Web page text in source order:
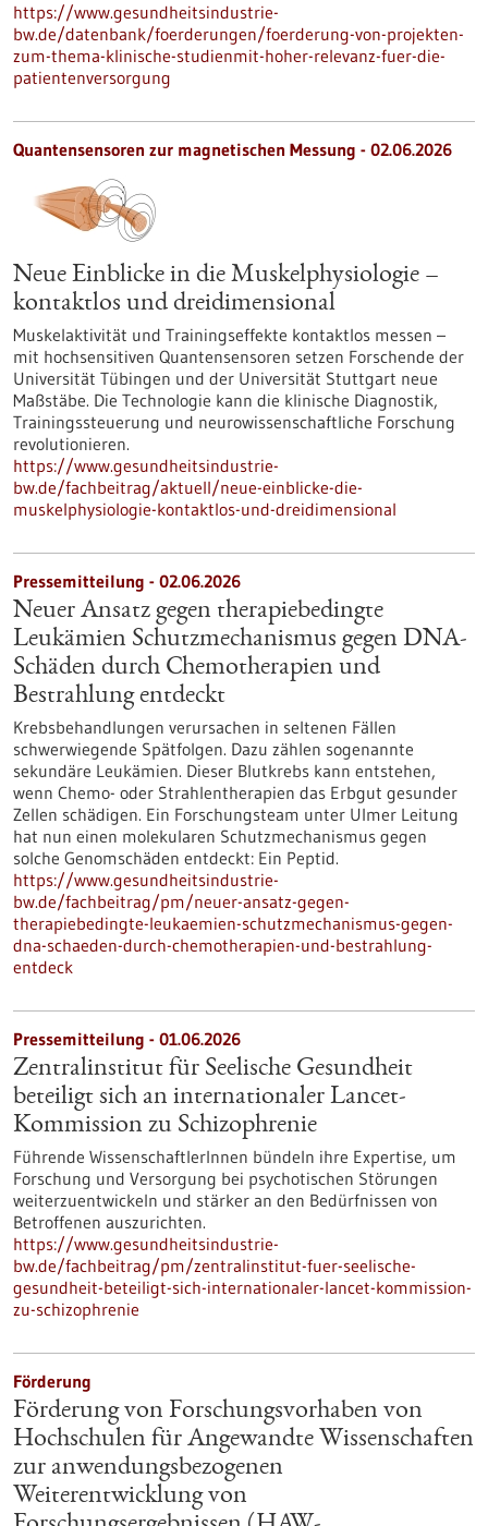
https://www.gesundheitsindustrie-
bw.de/datenbank/foerderungen/foerderung-von-projekten-
zum-thema-klinische-studienmit-hoher-relevanz-fuer-die-
patientenversorgung
Quantensensoren zur magnetischen Messung - 02.06.2026
Neue Einblicke in die Muskelphysiologie –
kontaktlos und dreidimensional
Muskelaktivität und Trainingseffekte kontaktlos messen –
mit hochsensitiven Quantensensoren setzen Forschende der
Universität Tübingen und der Universität Stuttgart neue
Maßstäbe. Die Technologie kann die klinische Diagnostik,
Trainingssteuerung und neurowissenschaftliche Forschung
revolutionieren.
https://www.gesundheitsindustrie-
bw.de/fachbeitrag/aktuell/neue-einblicke-die-
muskelphysiologie-kontaktlos-und-dreidimensional
Pressemitteilung - 02.06.2026
Neuer Ansatz gegen therapiebedingte
Leukämien Schutzmechanismus gegen DNA-
Schäden durch Chemotherapien und
Bestrahlung entdeckt
Krebsbehandlungen verursachen in seltenen Fällen
schwerwiegende Spätfolgen. Dazu zählen sogenannte
sekundäre Leukämien. Dieser Blutkrebs kann entstehen,
wenn Chemo- oder Strahlentherapien das Erbgut gesunder
Zellen schädigen. Ein Forschungsteam unter Ulmer Leitung
hat nun einen molekularen Schutzmechanismus gegen
solche Genomschäden entdeckt: Ein Peptid.
https://www.gesundheitsindustrie-
bw.de/fachbeitrag/pm/neuer-ansatz-gegen-
therapiebedingte-leukaemien-schutzmechanismus-gegen-
dna-schaeden-durch-chemotherapien-und-bestrahlung-
entdeck
Pressemitteilung - 01.06.2026
Zentralinstitut für Seelische Gesundheit
beteiligt sich an internationaler Lancet-
Kommission zu Schizophrenie
Führende WissenschaftlerInnen bündeln ihre Expertise, um
Forschung und Versorgung bei psychotischen Störungen
weiterzuentwickeln und stärker an den Bedürfnissen von
Betroffenen auszurichten.
https://www.gesundheitsindustrie-
bw.de/fachbeitrag/pm/zentralinstitut-fuer-seelische-
gesundheit-beteiligt-sich-internationaler-lancet-kommission-
zu-schizophrenie
Förderung
Förderung von Forschungsvorhaben von
Hochschulen für Angewandte Wissenschaften
zur anwendungsbezogenen
Weiterentwicklung von